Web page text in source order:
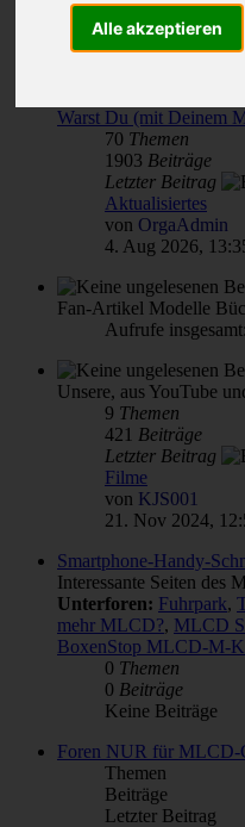
Alle akzeptieren
von & für M-Klasse-
Unterforen:
Warst Du (mit Deinem
70 Themen
1903 Beiträge
Letzter Beitrag
Aktualisiertes
von OrgaAdmin
4. Aug 2026,
Fan-Artikel Modelle
Aufrufe
Unsere, aus YouTube
9 Themen
421 Beiträge
Letzter Beitrag
Filme
von KJS001
21. Nov 2024,
Smartphone-Handy-
Interessante Seiten des
Unterforen: Fuhrpark,
mehr MLCD?, MLCD
BoxenStop MLCD-M-
0 Themen
0 Beiträge
Keine Beiträge
Foren NUR für MLCD-
Themen
Beiträge
Letzter Beitrag